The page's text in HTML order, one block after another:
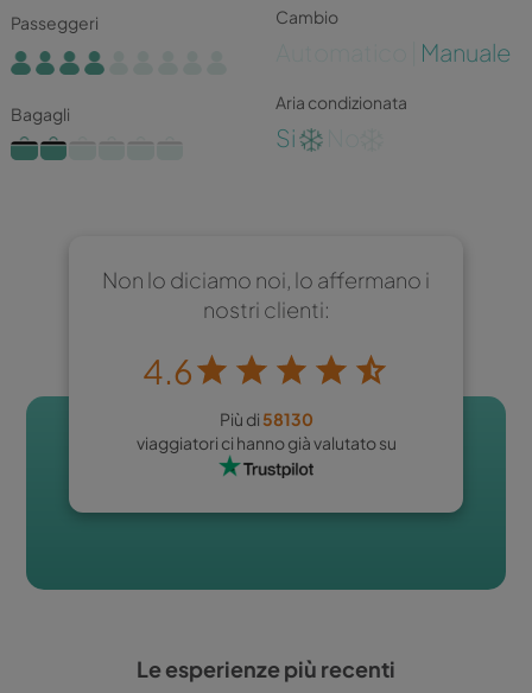
Passeggeri
Bagagli
Cambio
Manuale
Aria condizionata
Si
Non lo diciamo noi, lo affermano i
nostri clienti:
4.6
Più di 58130
viaggiatori ci hanno già valutato su
Le esperienze più recenti